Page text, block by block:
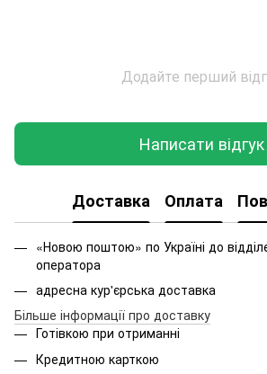
Додайте перший
Написати відгук
Доставка Оплата
«Новою поштою» по Україні до
оператора
адресна кур'єрська доставка
Більше інформації про доставку
Готівкою при отриманні
Кредитною карткою